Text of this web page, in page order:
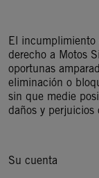
El incumplimiento
derecho a Motos
oportunas
eliminación o
sin que medie
daños y perjuicios
Su cuenta